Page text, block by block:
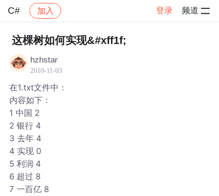
C# 加入 登录 频道
社区 C# 帖子详情
这棵树如何实现&#xff1f;
hzhstar
2010-11-03
在1.txt文件中：
内容如下：
1 中国 2
2 银行 4
3 去年 4
4 实现 0
5 利润 4
6 超过 8
7 一百亿 8